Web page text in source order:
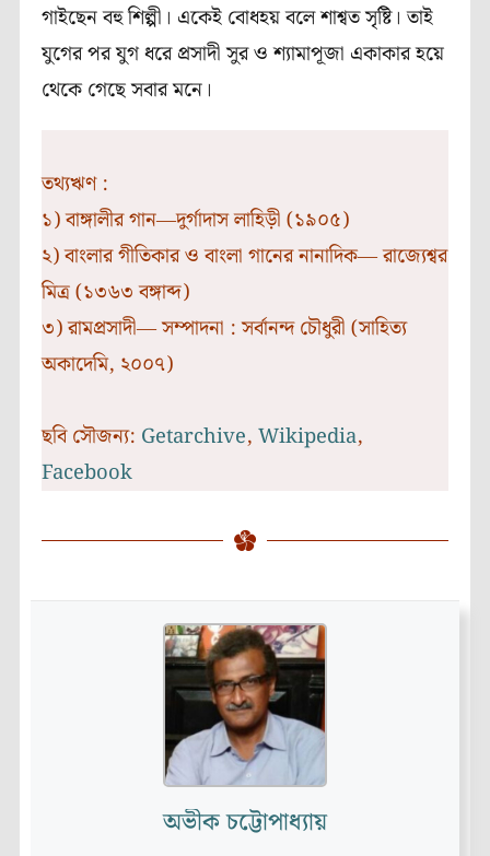
গাইছেন বহু শিল্পী। একেই বোধহয় বলে শাশ্বত সৃষ্টি। তাই
যুগের পর যুগ ধরে প্রসাদী সুর ও শ‍্যামাপূজা একাকার হয়ে
থেকে গেছে সবার মনে।
তথ‍্যঋণ :
১) বাঙ্গালীর গান―দুর্গাদাস লাহিড়ী (১৯০৫)
২) বাংলার গীতিকার ও বাংলা গানের নানাদিক― রাজ‍্যেশ্বর
মিত্র (১৩৬৩ বঙ্গাব্দ)
৩) রামপ্রসাদী― সম্পাদনা : সর্বানন্দ চৌধুরী (সাহিত‍্য
অকাদেমি, ২০০৭)
ছবি সৌজন্য: Getarchive, Wikipedia,
Facebook
অভীক চট্টোপাধ্যায়